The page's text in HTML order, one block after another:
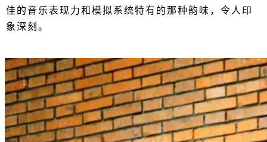
佳的音乐表现力和模拟系统特有的那种韵味，令人印
象深刻。